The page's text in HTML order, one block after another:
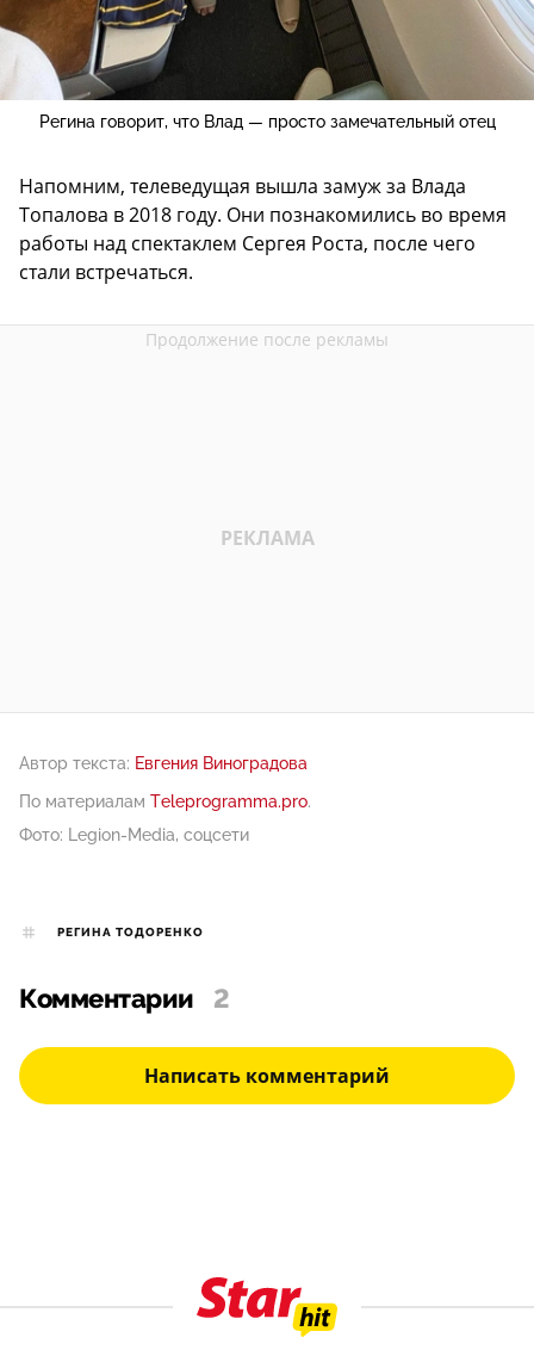
Регина говорит, что Влад — просто замечательный отец
Напомним, телеведущая вышла замуж за Влада
Топалова в 2018 году. Они познакомились во время
работы над спектаклем Сергея Роста, после чего
стали встречаться.
Автор текста: Евгения Виноградова
По материалам Teleprogramma.pro.
Фото: Legion-Media, соцсети
РЕГИНА ТОДОРЕНКО
Комментарии 2
Написать комментарий